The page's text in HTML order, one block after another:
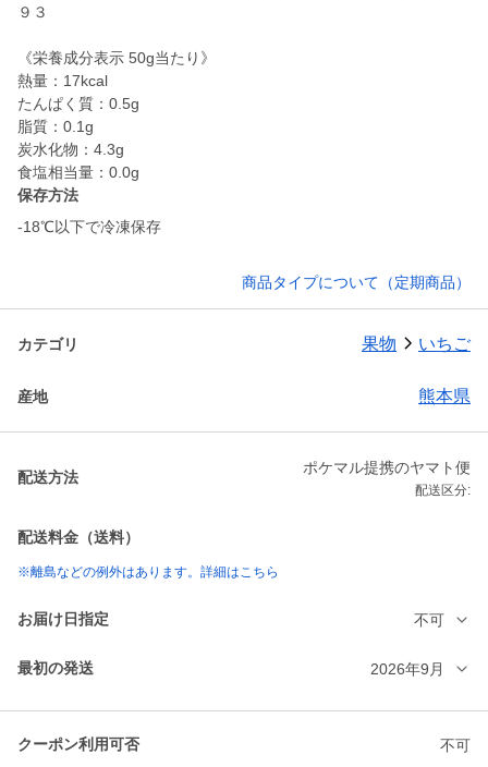
９３
《栄養成分表示 50g当たり》
熱量：17kcal
たんぱく質：0.5g
脂質：0.1g
炭水化物：4.3g
食塩相当量：0.0g
保存方法
-18℃以下で冷凍保存
商品タイプについて（定期商品）
カテゴリ 果物 いちご
産地 熊本県
配送方法
ポケマル提携のヤマト便
配送区分:
配送料金（送料）
※離島などの例外はあります。詳細はこちら
お届け日指定 不可
最初の発送 2026年9月
クーポン利用可否 不可